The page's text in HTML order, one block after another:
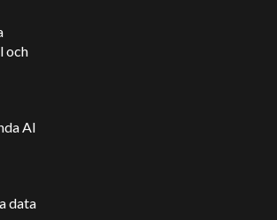
och
AI
data